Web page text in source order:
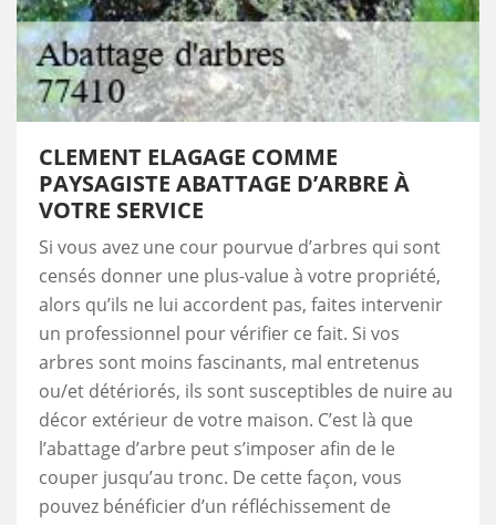
CLEMENT ELAGAGE COMME
PAYSAGISTE ABATTAGE D’ARBRE À
VOTRE SERVICE
Si vous avez une cour pourvue d’arbres qui sont
censés donner une plus-value à votre propriété,
alors qu’ils ne lui accordent pas, faites intervenir
un professionnel pour vérifier ce fait. Si vos
arbres sont moins fascinants, mal entretenus
ou/et détériorés, ils sont susceptibles de nuire au
décor extérieur de votre maison. C’est là que
l’abattage d’arbre peut s’imposer afin de le
couper jusqu’au tronc. De cette façon, vous
pouvez bénéficier d’un réfléchissement de